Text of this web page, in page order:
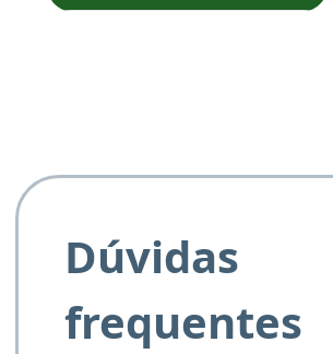
Dúvidas
frequentes